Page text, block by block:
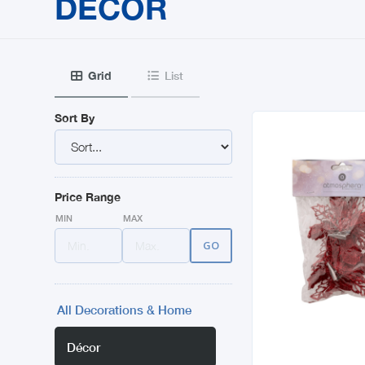
DÉCOR
 Grid  List
Sort By
Price Range
MIN MAX
All Decorations & Home
Décor